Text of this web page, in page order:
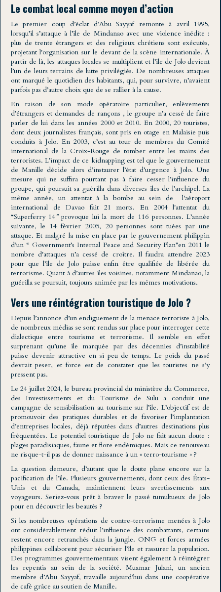
Le combat local comme moyen d’action
Le premier coup d’éclat d’Abu Sayyaf remonte à avril 1995,
lorsqu’il s’attaque à l’île de Mindanao avec une violence inédite :
plus de trente étrangers et des religieux chrétiens sont exécutés,
projetant l'organisation sur le devant de la scène internationale. À
partir de là, les attaques locales se multiplient et l’île de Jolo devient
l’un de leurs terrains de lutte privilégiés. De nombreuses attaques
ont marqué le quotidien des habitants, qui, pour survivre, n’avaient
parfois pas d’autre choix que de se rallier à la cause.
En raison de son mode opératoire particulier, enlèvements
d’étrangers et demandes de rançons , le groupe n’a cessé de faire
parler de lui dans les années 2000 et 2010. En 2000, 20 touristes,
dont deux journalistes français, sont pris en otage en Malaisie puis
conduits à Jolo. En 2003, c’est au tour de membres du Comité
international de la Croix-Rouge de tomber entre les mains des
terroristes. L’impact de ce kidnapping est tel que le gouvernement
de Manille décide alors d’instaurer l’état d’urgence à Jolo. Une
mesure qui ne suffira pourtant pas à faire cesser l’influence du
groupe, qui poursuit sa guérilla dans diverses îles de l’archipel. La
même année, un attentat à la bombe au sein de l'aéroport
international de Davao fait 21 morts. En 2004 l'attentat du
“Superferry 14”provoque lui la mort de 116 personnes. L’année
suivante, le 14 février 2005, 20 personnes sont tuées par une
attaque. Et malgré la mise en place par le gouvernement philippin
d’un “ Government’s Internal Peace and Security Plan”en 2011 le
nombre d'attaques n’a cessé de croître. Il faudra attendre 2023
pour que l’île de Jolo puisse enfin être qualifiée de libérée du
terrorisme. Quant à d’autres îles voisines, notamment Mindanao, la
guérilla se poursuit, toujours animée par les mêmes motivations.
Vers une réintégration touristique de Jolo ?
Depuis l’annonce d’un endiguement de la menace terroriste à Jolo,
de nombreux médias se sont rendus sur place pour interroger cette
dialectique entre tourisme et terrorisme. Il semble en effet
surprenant qu’une île marquée par des décennies d’instabilité
puisse devenir attractive en si peu de temps. Le poids du passé
devrait peser, et force est de constater que les touristes ne s’y
pressent pas.
Le 24 juillet 2024, le bureau provincial du ministère du Commerce,
des Investissements et du Tourisme de Sulu a conduit une
campagne de sensibilisation au tourisme sur l’île. L’objectif est de
promouvoir des pratiques durables et de favoriser l’implantation
d’entreprises locales, déjà réputées dans d’autres destinations plus
fréquentées. Le potentiel touristique de Jolo ne fait aucun doute :
plages paradisiaques, faune et flore endémiques. Mais ce renouveau
ne risque-t-il pas de donner naissance à un « terro-tourisme » ?
La question demeure, d’autant que le doute plane encore sur la
pacification de l’île. Plusieurs gouvernements, dont ceux des États-
Unis et du Canada, maintiennent leurs avertissements aux
voyageurs. Seriez-vous prêt à braver le passé tumultueux de Jolo
pour en découvrir les beautés ?
Si les nombreuses opérations de contre-terrorisme menées à Jolo
ont considérablement réduit l’influence des combattants, certains
restent encore retranchés dans la jungle. ONG et forces armées
philippines collaborent pour sécuriser l’île et rassurer la population.
Des programmes gouvernementaux visent également à réintégrer
les repentis au sein de la société. Muamar Julani, un ancien
membre d’Abu Sayyaf, travaille aujourd’hui dans une coopérative
de café grâce au soutien de Manille.